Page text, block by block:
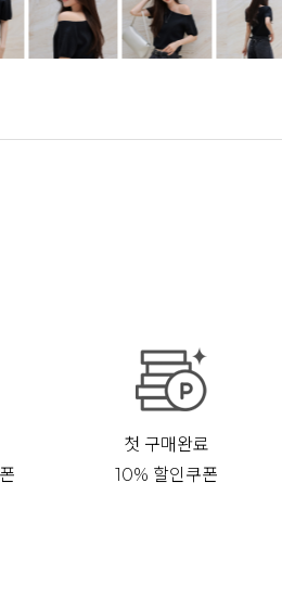
첫 구매완료
10% 할인쿠폰